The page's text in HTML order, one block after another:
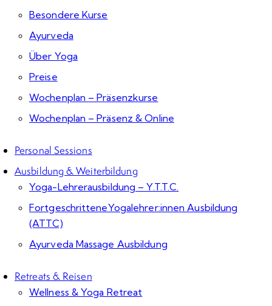
Besondere Kurse
Ayurveda
Über Yoga
Preise
Wochenplan – Präsenzkurse
Wochenplan – Präsenz & Online
Personal Sessions
Ausbildung & Weiterbildung
Yoga-Lehrerausbildung – Y.T.T.C.
FortgeschritteneYogalehrer:innen Ausbildung
(ATTC)
Ayurveda Massage Ausbildung
Retreats & Reisen
Wellness & Yoga Retreat